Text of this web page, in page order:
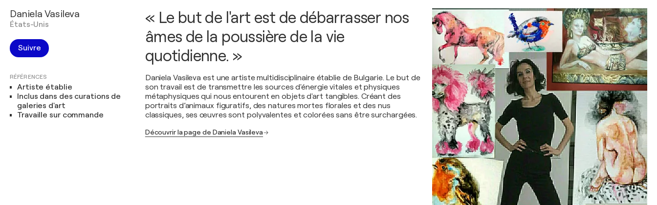
Daniela Vasileva
États-Unis
Suivre
RÉFÉRENCES
Artiste établie
Inclus dans des curations de
galeries d'art
Travaille sur commande
« Le but de l'art est de débarrasser nos
âmes de la poussière de la vie
quotidienne. »
Daniela Vasileva est une artiste multidisciplinaire établie de Bulgarie. Le but de
son travail est de transmettre les sources d'énergie vitales et physiques
métaphysiques qui nous entourent en objets d'art tangibles. Créant des
portraits d’animaux figuratifs, des natures mortes florales et des nus
classiques, ses œuvres sont polyvalentes et colorées sans être surchargées.
Découvrir la page de Daniela Vasileva